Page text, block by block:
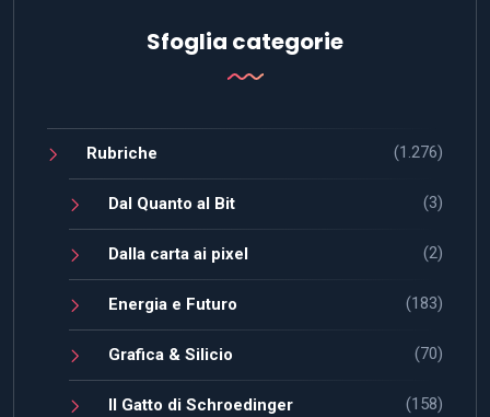
Sfoglia categorie
Rubriche (1.276)
Dal Quanto al Bit (3)
Dalla carta ai pixel (2)
Energia e Futuro (183)
Grafica & Silicio (70)
Il Gatto di Schroedinger (158)